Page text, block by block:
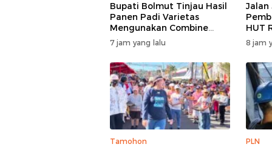
Bupati Bolmut Tinjau Hasil
Panen Padi Varietas
Mengunakan Combine
Harvester
7 jam yang lalu
Jalan
HUT
Barat
8 jam
Tamohon PLN